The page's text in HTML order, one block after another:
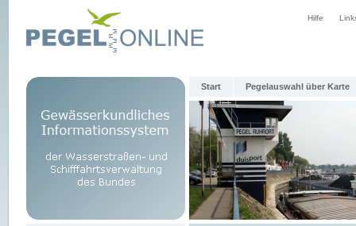
Hilfe
Start Pegelauswahl über Karte